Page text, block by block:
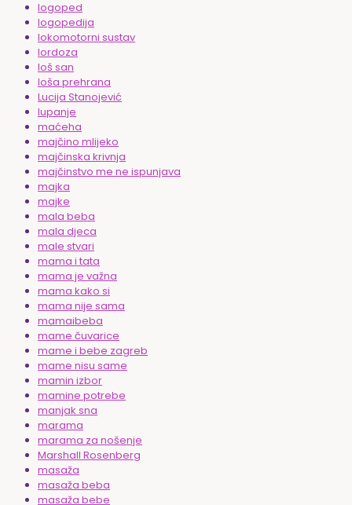
logoped
logopedija
lokomotorni sustav
lordoza
loš san
loša prehrana
Lucija Stanojević
lupanje
maćeha
majčino mlijeko
majčinska krivnja
majčinstvo me ne ispunjava
majka
majke
mala beba
mala djeca
male stvari
mama i tata
mama je važna
mama kako si
mama nije sama
mamaibeba
mame čuvarice
mame i bebe zagreb
mame nisu same
mamin izbor
mamine potrebe
manjak sna
marama
marama za nošenje
Marshall Rosenberg
masaža
masaža beba
masaža bebe